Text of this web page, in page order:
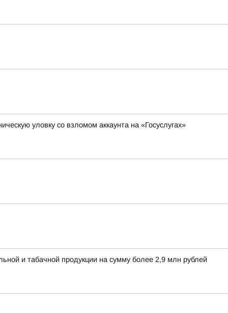
уловку со взломом аккаунта на «Госуслугах»
и табачной продукции на сумму более 2,9 млн рублей